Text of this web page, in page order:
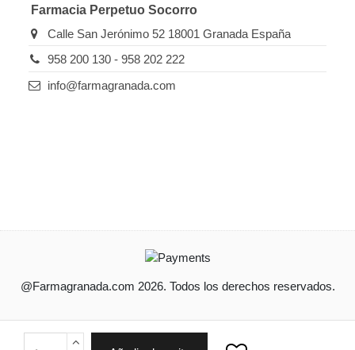
Farmacia Perpetuo Socorro
Calle San Jerónimo 52 18001 Granada España
958 200 130 - 958 202 222
info@farmagranada.com
@Farmagranada.com 2026. Todos los derechos reservados.